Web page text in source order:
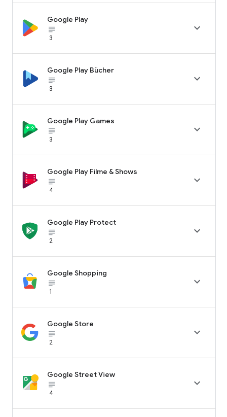
Google Play
subject_black
3

Google Play Bücher
subject_black
3

Google Play Games
subject_black
3

Google Play Filme & Shows
subject_black
4

Google Play Protect
subject_black
2

Google Shopping
subject_black
1

Google Store
subject_black
2

Google Street View
subject_black
4
